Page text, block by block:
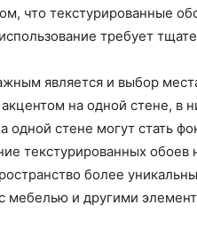
что текстурированные
требует
является и выбор
акцентом на одной стене,
одной стене могут стать
текстурированных
более
мебелью и другими